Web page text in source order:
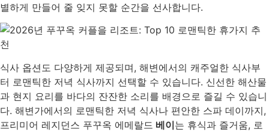
별하게 만들어 줄 잊지 못할 순간을 선사합니다.
식사 옵션도 다양하게 제공되며, 해변에서의 캐주얼한 식사부
터 로맨틱한 저녁 식사까지 선택할 수 있습니다. 신선한 해산물
과 현지 요리를 바다의 잔잔한 소리를 배경으로 즐길 수 있습니
다. 해변가에서의 로맨틱한 저녁 식사나 편안한 스파 데이까지,
프리미어 레지던스 푸꾸옥 에메랄드 베이는 휴식과 즐거움, 로